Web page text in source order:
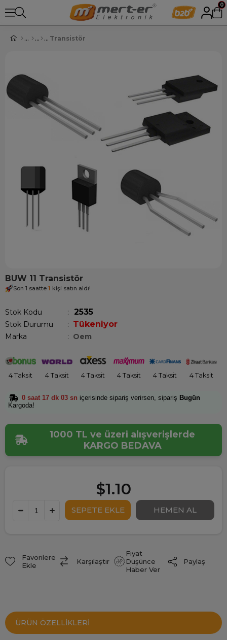
0
Transistör
BUW 11 Transistör
Son 1 saatte 1 kişi satın aldı!
Stok Kodu 2535
Stok Durumu : Tükeniyor
Marka : Oem
4 Taksit 4 Taksit 4 Taksit 4 Taksit 4 Taksit 4 Taksit
0 saat 17 dk 03 sn içerisinde sipariş verirsen, sipariş Bugün
Kargoda!
1000 TL ve üzeri alışverişlerde
KARGO BEDAVA
$1.10
Favorilere
Ekle
Karşılaştır
Fiyat
Düşünce
Haber Ver
Paylaş
ÜRÜN ÖZELLIKLERI